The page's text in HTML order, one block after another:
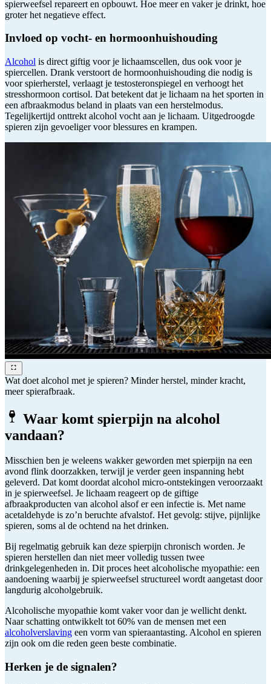
spierweefsel repareert en opbouwt. Hoe meer en vaker je drinkt, hoe
groter het negatieve effect.
Invloed op vocht- en hormoonhuishouding
Alcohol is direct giftig voor je lichaamscellen, dus ook voor je
spiercellen. Drank verstoort de hormoonhuishouding die nodig is
voor spierherstel, verlaagt je testosteronspiegel en verhoogt het
stresshormoon cortisol. Dat betekent dat je lichaam na het sporten in
een afbraakmodus beland in plaats van een herstelmodus.
Tegelijkertijd onttrekt alcohol vocht aan je lichaam. Uitgedroogde
spieren zijn gevoeliger voor blessures en krampen.
Wat doet alcohol met je spieren? Minder herstel, minder kracht,
meer spierafbraak.
Waar komt spierpijn na alcohol
vandaan?
Misschien ben je weleens wakker geworden met spierpijn na een
avond flink doorzakken, terwijl je verder geen inspanning hebt
geleverd. Dat komt doordat alcohol micro-ontstekingen veroorzaakt
in je spierweefsel. Je lichaam reageert op de giftige
afbraakproducten van alcohol alsof er een infectie is. Met name
acetaldehyde is zo’n beruchte afvalstof. Het gevolg: stijve, pijnlijke
spieren, soms al de ochtend na het drinken.
Bij regelmatig gebruik kan deze spierpijn chronisch worden. Je
spieren herstellen dan niet meer volledig tussen twee
drinkgelegenheden in. Dit proces heet alcoholische myopathie: een
aandoening waarbij je spierweefsel structureel wordt aangetast door
langdurig alcoholgebruik.
Alcoholische myopathie komt vaker voor dan je wellicht denkt.
Naar schatting ontwikkelt tot 60% van de mensen met een
alcoholverslaving een vorm van spieraantasting. Alcohol en spieren
zijn ook om die reden geen beste combinatie.
Herken je de signalen?